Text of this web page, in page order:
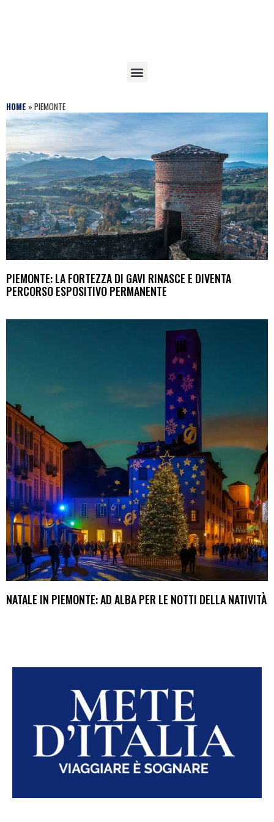
HOME » PIEMONTE
PIEMONTE: LA FORTEZZA DI GAVI RINASCE E DIVENTA
PERCORSO ESPOSITIVO PERMANENTE
NATALE IN PIEMONTE: AD ALBA PER LE NOTTI DELLA NATIVITÀ